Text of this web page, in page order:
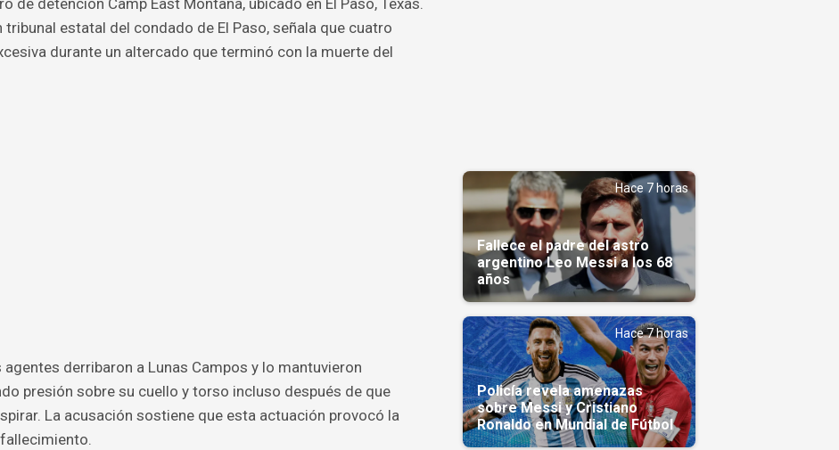
de detención Camp East Montana, ubicado en El Paso, Texas.
tribunal estatal del condado de El Paso, señala que cuatro
durante un altercado que terminó con la muerte del
derribaron a Lunas Campos y lo mantuvieron
presión sobre su cuello y torso incluso después de que
La acusación sostiene que esta actuación provocó la
Hace 7 horas
Fallece el padre del astro
argentino Leo Messi a los 68
años
Hace 7 horas
Policía revela amenazas
sobre Messi y Cristiano
Ronaldo en Mundial de Fútbol